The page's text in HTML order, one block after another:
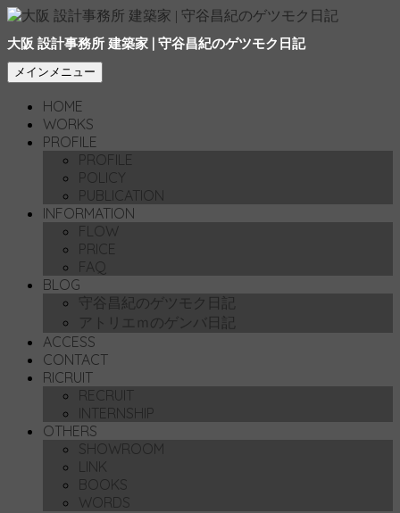
大阪 設計事務所 建築家 | 守谷昌紀のゲツモク日記
検
索
メインメニュー
へ
移
動
HOME
WORKS
PROFILE
PROFILE
POLICY
PUBLICATION
INFORMATION
FLOW
PRICE
FAQ
BLOG
守谷昌紀のゲツモク日記
アトリエｍのゲンバ日記
ACCESS
CONTACT
RICRUIT
RECRUIT
INTERNSHIP
OTHERS
SHOWROOM
LINK
BOOKS
WORDS